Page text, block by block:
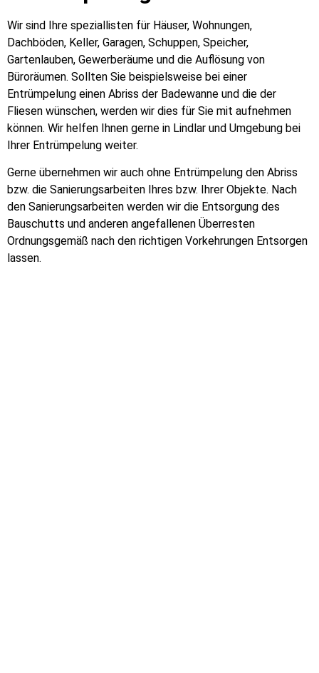
Wir sind Ihre speziallisten für Häuser, Wohnungen,
Dachböden, Keller, Garagen, Schuppen, Speicher,
Gartenlauben, Gewerberäume und die Auflösung von
Büroräumen. Sollten Sie beispielsweise bei einer
Entrümpelung einen Abriss der Badewanne und die der
Fliesen wünschen, werden wir dies für Sie mit aufnehmen
können. Wir helfen Ihnen gerne in Lindlar und Umgebung bei
Ihrer Entrümpelung weiter.
Gerne übernehmen wir auch ohne Entrümpelung den Abriss
bzw. die Sanierungsarbeiten Ihres bzw. Ihrer Objekte. Nach
den Sanierungsarbeiten werden wir die Entsorgung des
Bauschutts und anderen angefallenen Überresten
Ordnungsgemäß nach den richtigen Vorkehrungen Entsorgen
lassen.